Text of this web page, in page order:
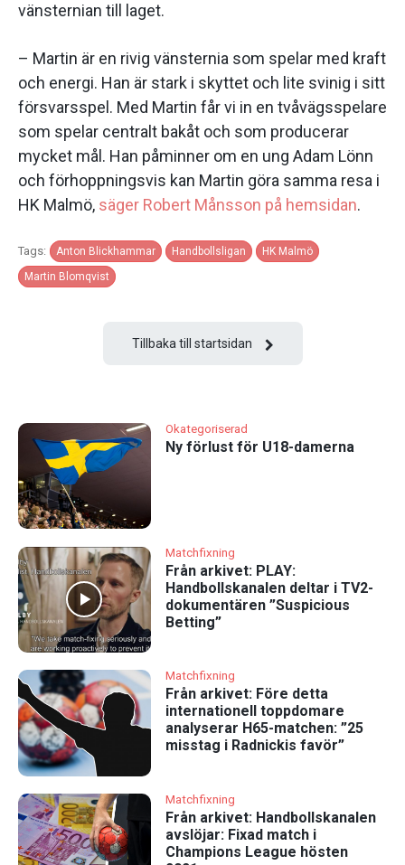
vänsternian till laget.
– Martin är en rivig vänsternia som spelar med kraft
och energi. Han är stark i skyttet och lite svinig i sitt
försvarsspel. Med Martin får vi in en tvåvägsspelare
som spelar centralt bakåt och som producerar
mycket mål. Han påminner om en ung Adam Lönn
och förhoppningsvis kan Martin göra samma resa i
HK Malmö, säger Robert Månsson på hemsidan.
Tags: Anton Blickhammar Handbollsligan
HK Malmö
Martin Blomqvist
Tillbaka till startsidan
Okategoriserad
Ny förlust för U18-damerna
Matchfixning
Från arkivet: PLAY:
Handbollskanalen deltar i TV2-
dokumentären ”Suspicious
Betting”
Matchfixning
Från arkivet: Före detta
internationell toppdomare
analyserar H65-matchen: ”25
misstag i Radnickis favör”
Matchfixning
Från arkivet: Handbollskanalen
avslöjar: Fixad match i
Champions League hösten